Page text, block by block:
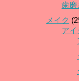
歯磨
メイク
アイ